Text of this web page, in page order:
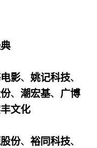
影、姚记科技、
、潮宏基、 广博
文化
份、裕同科技、